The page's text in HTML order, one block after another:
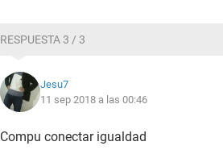
RESPUESTA 3 / 3
Jesu7
11 sep 2018 a las 00:46
Compu conectar igualdad